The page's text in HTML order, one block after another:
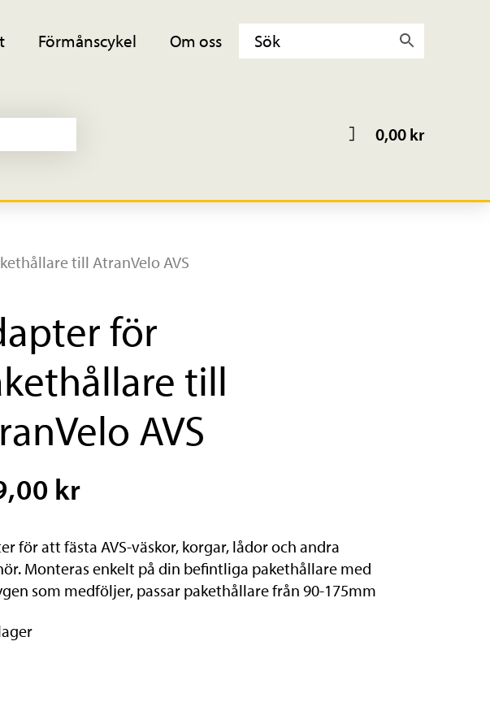
Förmånscykel Om oss
0,00kr
till AtranVelo AVS
för
till
AVS
kr
för att fästa AVS-väskor, korgar, lådor och andra
Monteras enkelt på din befintliga pakethållare med
som medföljer, passar pakethållare från 90-175mm